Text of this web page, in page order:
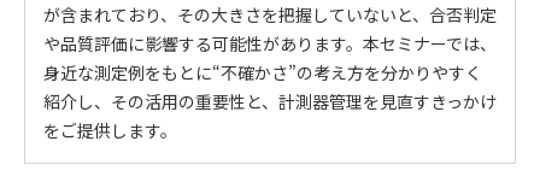
が含まれており、その大きさを把握していないと、合否判定
や品質評価に影響する可能性があります。本セミナーでは、
身近な測定例をもとに“不確かさ”の考え方を分かりやすく
紹介し、その活用の重要性と、計測器管理を見直すきっかけ
をご提供します。